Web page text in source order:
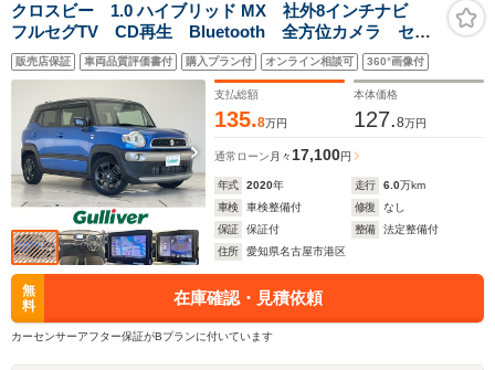
クロスビー 1.0 ハイブリッド MX 社外8インチナビ
フルセグTV CD再生 Bluetooth 全方位カメラ セー
フティサポート シートヒーター LEDヘッドライト
オートハイビーム 純正16インチAW コーナーセンサ
ー ETC 禁煙
販売店保証 車両品質評価書付 購入プラン付 オンライン相談可 360°画像付
支払総額
135.8万円
本体価格
127.8万円
通常ローン 月々 17,100円
年式 2020年 走行 6.0万km
車検
車検整備付 修復
なし
保証
保証付 整備
法定整備付
住所
愛知県名古屋市港区
無
料
在庫確認・見積依頼
カーセンサーアフター保証がBプランに付いています